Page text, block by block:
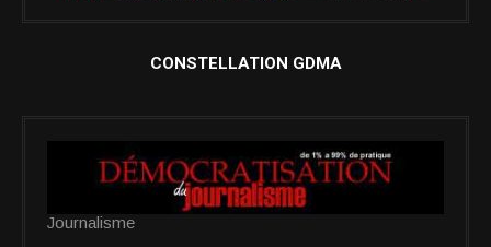
CONSTELLATION GDMA
Journalisme